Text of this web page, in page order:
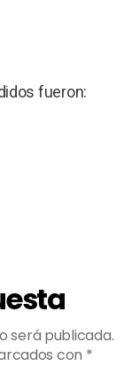
fueron:
será publicada.
con *